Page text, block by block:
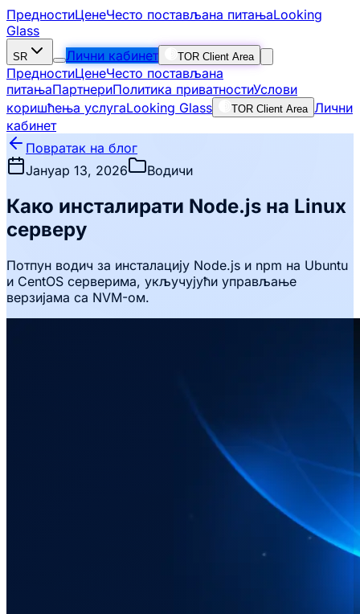
ПредностиЦенеЧесто постављана питањаLooking
Glass
SR Лични кабинет TOR Client Area
ПредностиЦенеЧесто постављана
питањаПартнериПолитика приватностиУслови
коришћења услугаLooking Glass TOR Client Area Лични
кабинет
Повратак на блог
Јануар 13, 2026
Водичи
Како инсталирати Node.js на Linux
серверу
Потпун водич за инсталацију Node.js и npm на Ubuntu
и CentOS серверима, укључујући управљање
верзијама са NVM-ом.